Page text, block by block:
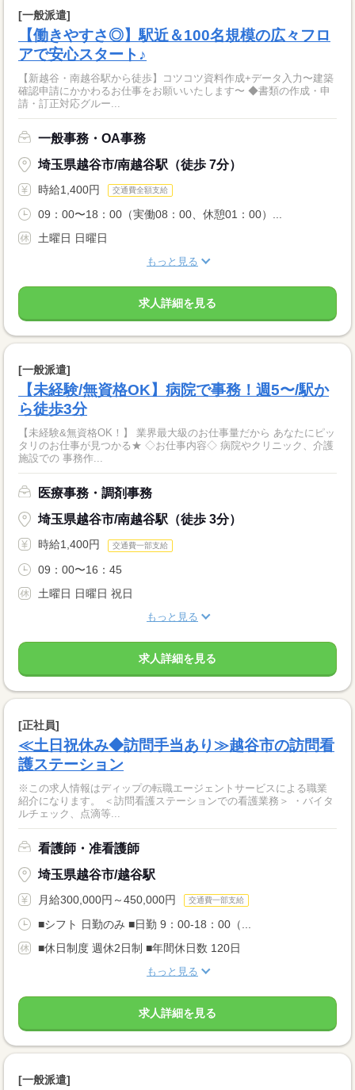
[一般派遣]
【働きやすさ◎】駅近＆100名規模の広々フロ
アで安心スタート♪
【新越谷・南越谷駅から徒歩】コツコツ資料作成+データ入力〜建築
確認申請にかかわるお仕事をお願いいたします〜 ◆書類の作成・申
請・訂正対応グルー...
一般事務・OA事務
埼玉県越谷市/南越谷駅（徒歩 7分）
時給1,400円 交通費全額支給
09：00〜18：00（実働08：00、休憩01：00）...
土曜日 日曜日
もっと見る
求人詳細を見る
[一般派遣]
【未経験/無資格OK】病院で事務！週5〜/駅か
ら徒歩3分
【未経験&無資格OK！】 業界最大級のお仕事量だから あなたにピッ
タリのお仕事が見つかる★ ◇お仕事内容◇ 病院やクリニック、介護
施設での 事務作...
医療事務・調剤事務
埼玉県越谷市/南越谷駅（徒歩 3分）
時給1,400円 交通費一部支給
09：00〜16：45
土曜日 日曜日 祝日
もっと見る
求人詳細を見る
[正社員]
≪土日祝休み◆訪問手当あり≫越谷市の訪問看
護ステーション
※この求人情報はディップの転職エージェントサービスによる職業
紹介になります。 ＜訪問看護ステーションでの看護業務＞ ・バイタ
ルチェック、点滴等...
看護師・准看護師
埼玉県越谷市/越谷駅
月給300,000円～450,000円 交通費一部支給
■シフト 日勤のみ ■日勤 9：00-18：00（...
■休日制度 週休2日制 ■年間休日数 120日
もっと見る
求人詳細を見る
[一般派遣]